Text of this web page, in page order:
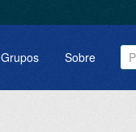
Grupos Sobre